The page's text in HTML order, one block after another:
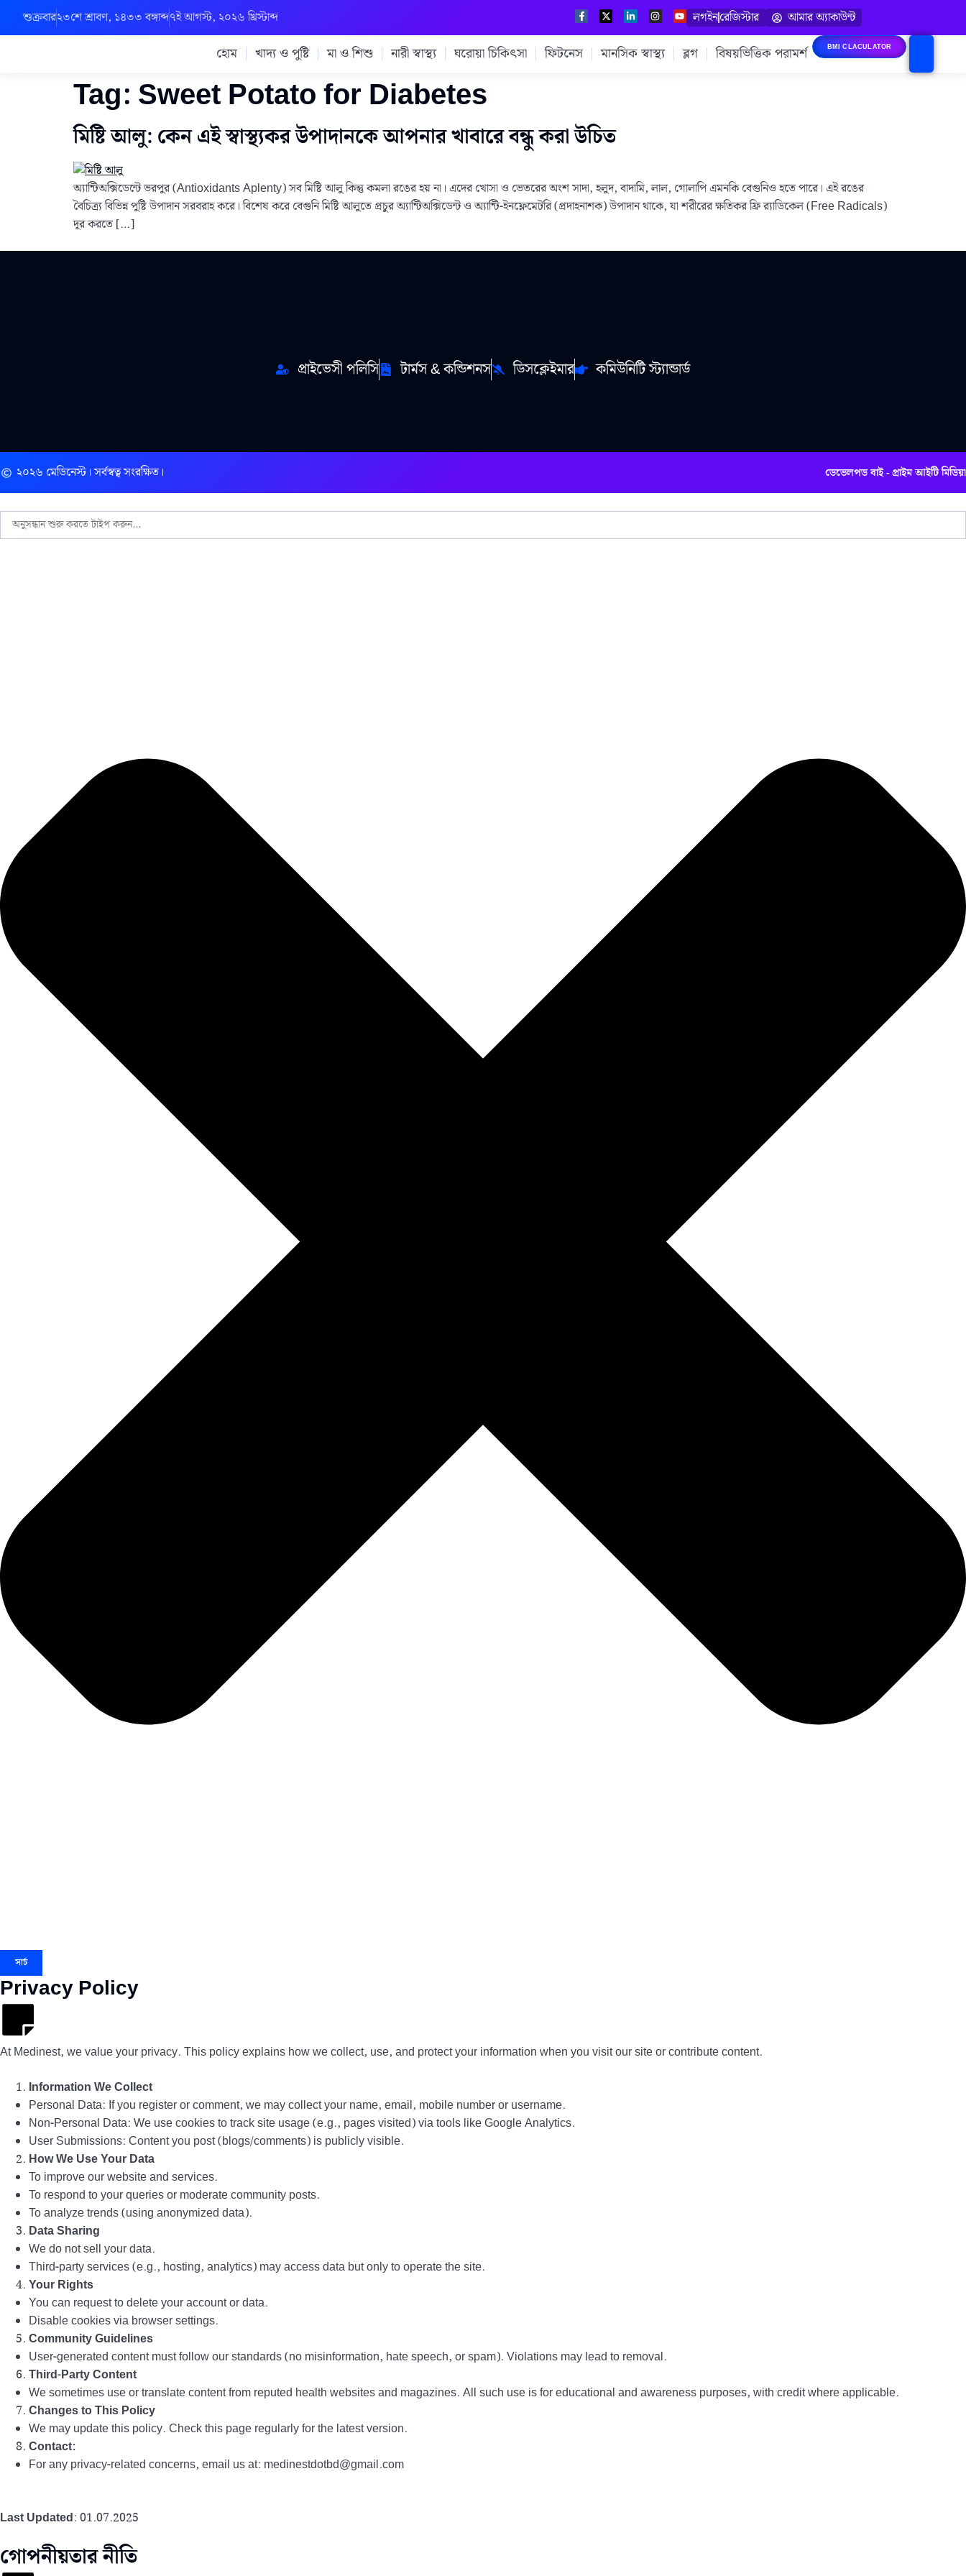
শুক্রবার২৩শে শ্রাবণ, ১৪৩৩ বঙ্গাব্দ৭ই আগস্ট, ২০২৬ খ্রিস্টাব্দ লগইনরেজিস্টার আমার অ্যাকাউন্ট
হোম খাদ্য ও পুষ্টি মা ও শিশু নারী স্বাস্থ্য ঘরোয়া চিকিৎসা ফিটনেস মানসিক স্বাস্থ্য ব্লগ বিষয়ভিত্তিক পরামর্শ BMI CLACULATOR
Tag: Sweet Potato for Diabetes
মিষ্টি আলু: কেন এই স্বাস্থ্যকর উপাদানকে আপনার খাবারে বন্ধু করা উচিত
অ্যান্টিঅক্সিডেন্টে ভরপুর (Antioxidants Aplenty) সব মিষ্টি আলু কিন্তু কমলা রঙের হয় না। এদের খোসা ও ভেতরের অংশ সাদা, হলুদ, বাদামি, লাল, গোলাপি এমনকি বেগুনিও হতে পারে। এই রঙের
বৈচিত্র্য বিভিন্ন পুষ্টি উপাদান সরবরাহ করে। বিশেষ করে বেগুনি মিষ্টি আলুতে প্রচুর অ্যান্টিঅক্সিডেন্ট ও অ্যান্টি-ইনফ্লেমেটরি (প্রদাহনাশক) উপাদান থাকে, যা শরীরের ক্ষতিকর ফ্রি র‍্যাডিকেল (Free Radicals)
দূর করতে […]
প্রাইভেসী পলিসি টার্মস & কন্ডিশনস ডিসক্লেইমার কমিউনিটি স্ট্যান্ডার্ড
২০২৬ মেডিনেস্ট। সর্বস্বত্ব সংরক্ষিত। ডেভেলপড বাই - প্রাইম আইটি মিডিয়া
সার্চ
Privacy Policy
At Medinest, we value your privacy. This policy explains how we collect, use, and protect your information when you visit our site or contribute content.
Information We Collect
Personal Data: If you register or comment, we may collect your name, email, mobile number or username.
Non-Personal Data: We use cookies to track site usage (e.g., pages visited) via tools like Google Analytics.
User Submissions: Content you post (blogs/comments) is publicly visible.
How We Use Your Data
To improve our website and services.
To respond to your queries or moderate community posts.
To analyze trends (using anonymized data).
Data Sharing
We do not sell your data.
Third-party services (e.g., hosting, analytics) may access data but only to operate the site.
Your Rights
You can request to delete your account or data.
Disable cookies via browser settings.
Community Guidelines
User-generated content must follow our standards (no misinformation, hate speech, or spam). Violations may lead to removal.
Third-Party Content
We sometimes use or translate content from reputed health websites and magazines. All such use is for educational and awareness purposes, with credit where applicable.
Changes to This Policy
We may update this policy. Check this page regularly for the latest version.
Contact:
For any privacy-related concerns, email us at: medinestdotbd@gmail.com
Last Updated: 01.07.2025
গোপনীয়তার নীতি